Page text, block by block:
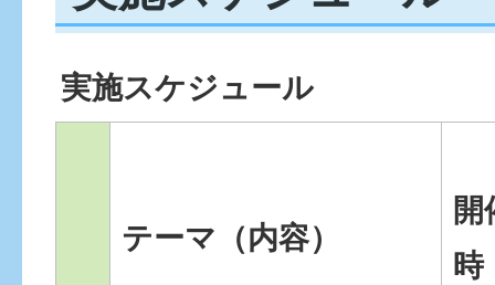
実施スケジュール
テーマ（内容）
開
時